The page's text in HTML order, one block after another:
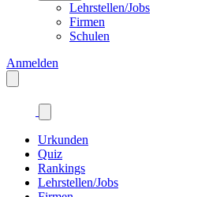
Lehrstellen/Jobs
Firmen
Schulen
Anmelden
Urkunden
Quiz
Rankings
Lehrstellen/Jobs